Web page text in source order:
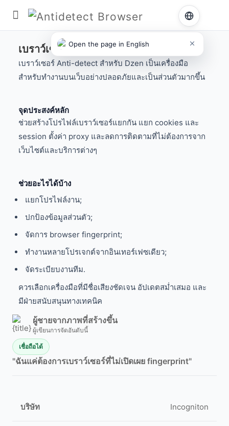
Open the page in English
เบราว์เซอร์แอนตี้ดีเทค/เว็บไซต์/ Dzen
เบราว์เซอร์ Anti-detect สำหรับ Dzen
เบราว์เซอร์ Anti-detect สำหรับ Dzen เป็นเครื่องมือ
สำหรับทำงานบนเว็บอย่างปลอดภัยและเป็นส่วนตัวมากขึ้น
จุดประสงค์หลัก
ช่วยสร้างโปรไฟล์เบราว์เซอร์แยกกัน แยก cookies และ
session ตั้งค่า proxy และลดการติดตามที่ไม่ต้องการจาก
เว็บไซต์และบริการต่างๆ
ช่วยอะไรได้บ้าง
แยกโปรไฟล์งาน;
ปกป้องข้อมูลส่วนตัว;
จัดการ browser fingerprint;
ทำงานหลายโปรเจกต์จากอินเทอร์เฟซเดียว;
จัดระเบียบงานทีม.
ควรเลือกเครื่องมือที่มีชื่อเสียงชัดเจน อัปเดตสม่ำเสมอ และ
มีฝ่ายสนับสนุนทางเทคนิค
ผู้ชายจากภาพที่สร้างขึ้น
ผู้เขียนการจัดอันดับนี้
เชื่อถือได้
"ฉันแค่ต้องการเบราว์เซอร์ที่ไม่เปิดเผย fingerprint"
Incogniton